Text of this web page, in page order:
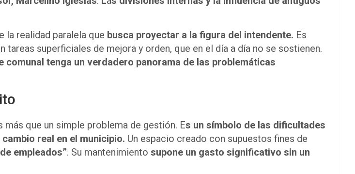
la realidad paralela que busca proyectar a la figura del intendente. Es
superficiales de mejora y orden, que en el día a día no se sostienen.
tenga un verdadero panorama de las problemáticas
más que un simple problema de gestión. Es un símbolo de las dificultades
real en el municipio. Un espacio creado con supuestos fines de
empleados”. Su mantenimiento supone un gasto significativo sin un